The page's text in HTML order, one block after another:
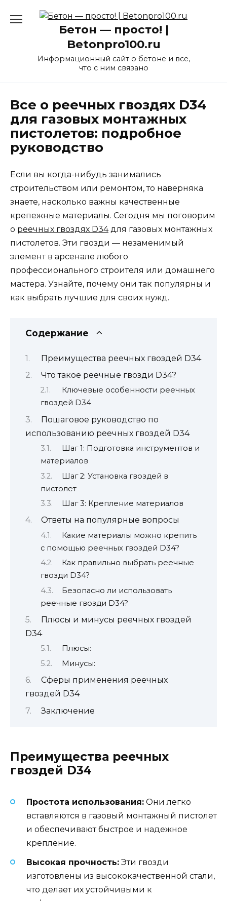
Бетон — просто! |
Betonpro100.ru
Информационный сайт о бетоне и все,
что с ним связано
Все о реечных гвоздях D34
для газовых монтажных
пистолетов: подробное
руководство
Если вы когда-нибудь занимались
строительством или ремонтом, то наверняка
знаете, насколько важны качественные
крепежные материалы. Сегодня мы поговорим
о реечных гвоздях D34для газовых монтажных
пистолетов. Эти гвозди — незаменимый
элемент в арсенале любого
профессионального строителя или домашнего
мастера. Узнайте, почему они так популярны и
как выбрать лучшие для своих нужд.
Содержание
Преимущества реечных гвоздей D34
Что такое реечные гвозди D34?
Ключевые особенности реечных
гвоздей D34
Пошаговое руководство по
использованию реечных гвоздей D34
Шаг 1: Подготовка инструментов и
материалов
Шаг 2: Установка гвоздей в
пистолет
Шаг 3: Крепление материалов
Ответы на популярные вопросы
Какие материалы можно крепить
с помощью реечных гвоздей D34?
Как правильно выбрать реечные
гвозди D34?
Безопасно ли использовать
реечные гвозди D34?
Плюсы и минусы реечных гвоздей
D34
Плюсы:
Минусы:
Сферы применения реечных
гвоздей D34
Заключение
Преимущества реечных
гвоздей D34
Простота использования: Они легко
вставляются в газовый монтажный пистолет
и обеспечивают быстрое и надежное
крепление.
Высокая прочность: Эти гвозди
изготовлены из высококачественной стали,
что делает их устойчивыми к